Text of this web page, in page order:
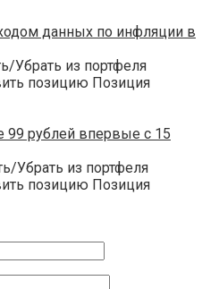
данных по инфляции в
Убрать из портфеля
позицию Позиция
99 рублей впервые с 15
Убрать из портфеля
позицию Позиция